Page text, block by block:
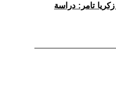
تامر: دراسة